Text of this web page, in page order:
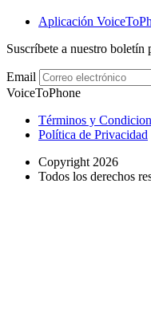
Aplicación
Suscríbete a nuestro boletín
Email
VoiceToPhone
Términos y
Política de Privacidad
Copyright 2026
Todos los derechos